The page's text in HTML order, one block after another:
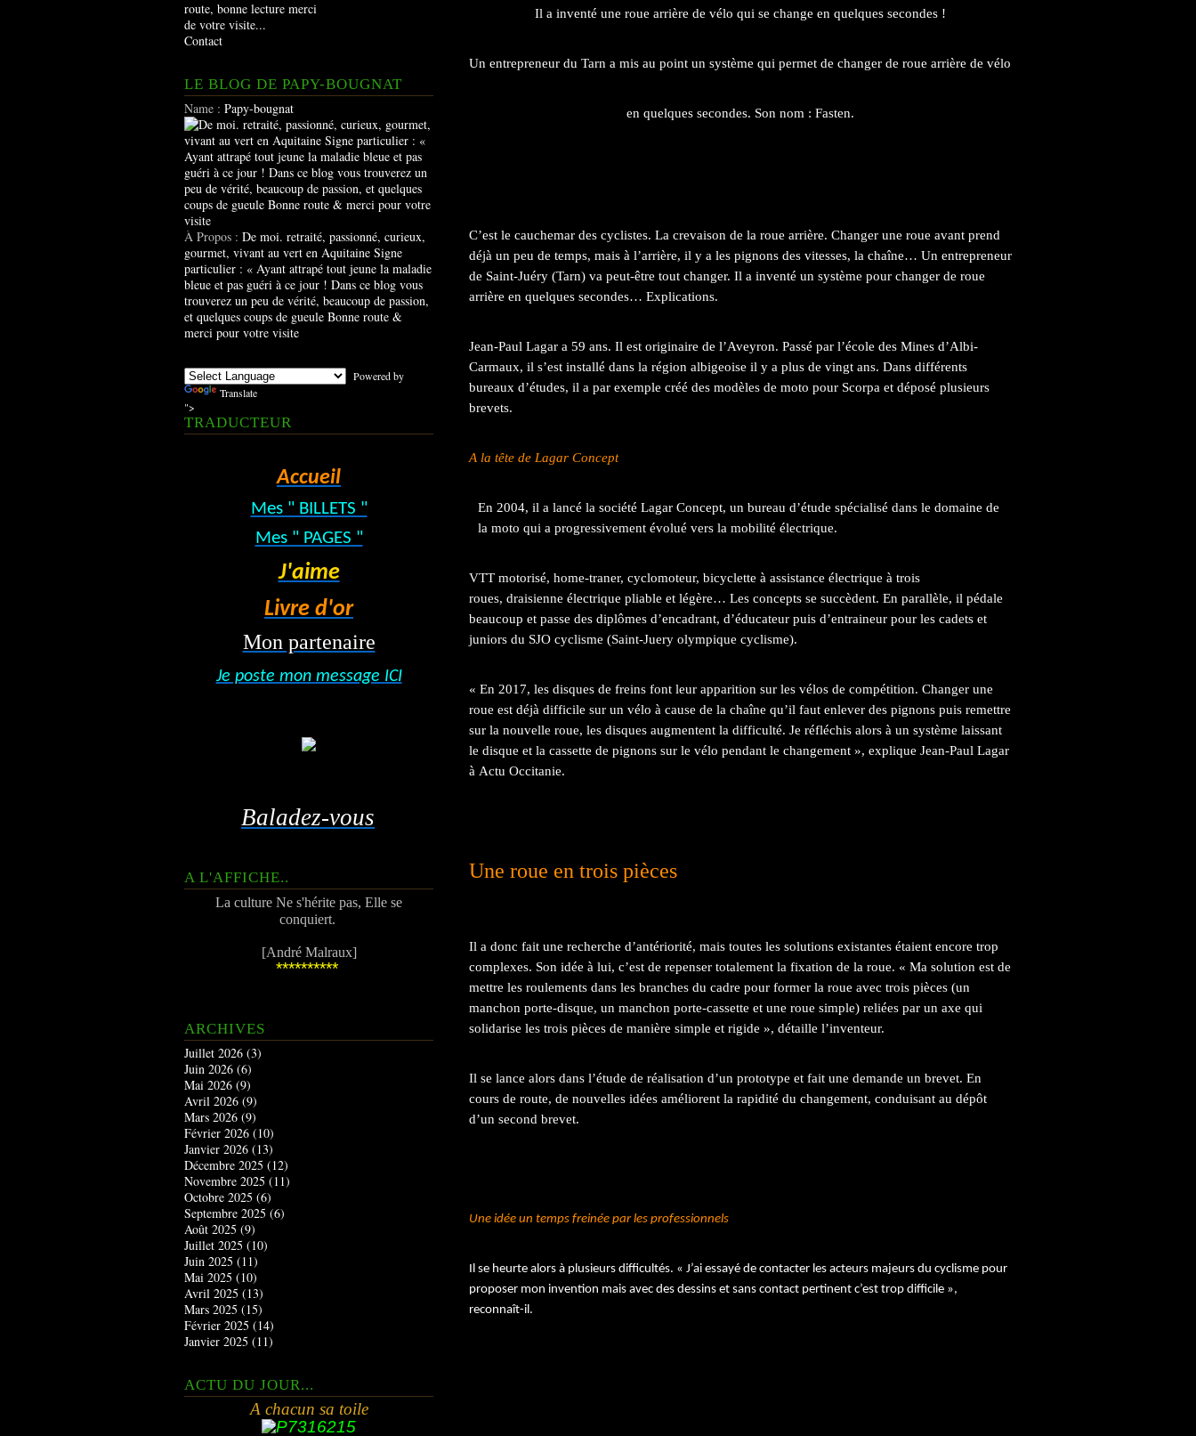
route, bonne lecture merci
de votre visite...
Contact
LE BLOG DE PAPY-BOUGNAT
Name : Papy-bougnat
À Propos : De moi. retraité, passionné, curieux,
gourmet, vivant au vert en Aquitaine Signe
particulier : « Ayant attrapé tout jeune la maladie
bleue et pas guéri à ce jour ! Dans ce blog vous
trouverez un peu de vérité, beaucoup de passion,
et quelques coups de gueule Bonne route &
merci pour votre visite
Powered by
Translate
">
TRADUCTEUR
Accueil
Mes " BILLETS "
Mes " PAGES "
J'aime
Livre d'or
Mon partenaire
Je poste mon message ICI
Baladez-vous
A L'AFFICHE..
La culture Ne s'hérite pas, Elle se
conquiert.
[André Malraux]
**********
ARCHIVES
Juillet 2026 (3)
Juin 2026 (6)
Mai 2026 (9)
Avril 2026 (9)
Mars 2026 (9)
Février 2026 (10)
Janvier 2026 (13)
Décembre 2025 (12)
Novembre 2025 (11)
Octobre 2025 (6)
Septembre 2025 (6)
Août 2025 (9)
Juillet 2025 (10)
Juin 2025 (11)
Mai 2025 (10)
Avril 2025 (13)
Mars 2025 (15)
Février 2025 (14)
Janvier 2025 (11)
ACTU DU JOUR...
A chacun sa toile
Il a inventé une roue arrière de vélo qui se change en quelques secondes !
Un entrepreneur du Tarn a mis au point un système qui permet de changer de roue arrière de vélo
en quelques secondes. Son nom : Fasten.
C’est le cauchemar des cyclistes. La crevaison de la roue arrière. Changer une roue avant prend
déjà un peu de temps, mais à l’arrière, il y a les pignons des vitesses, la chaîne… Un entrepreneur
de Saint-Juéry (Tarn) va peut-être tout changer. Il a inventé un système pour changer de roue
arrière en quelques secondes… Explications.
Jean-Paul Lagar a 59 ans. Il est originaire de l’Aveyron. Passé par l’école des Mines d’Albi-
Carmaux, il s’est installé dans la région albigeoise il y a plus de vingt ans. Dans différents
bureaux d’études, il a par exemple créé des modèles de moto pour Scorpa et déposé plusieurs
brevets.
A la tête de Lagar Concept
En 2004, il a lancé la société Lagar Concept, un bureau d’étude spécialisé dans le domaine de
la moto qui a progressivement évolué vers la mobilité électrique.
VTT motorisé, home-traner, cyclomoteur, bicyclette à assistance électrique à trois
roues, draisienne électrique pliable et légère… Les concepts se succèdent. En parallèle, il pédale
beaucoup et passe des diplômes d’encadrant, d’éducateur puis d’entraineur pour les cadets et
juniors du SJO cyclisme (Saint-Juery olympique cyclisme).
« En 2017, les disques de freins font leur apparition sur les vélos de compétition. Changer une
roue est déjà difficile sur un vélo à cause de la chaîne qu’il faut enlever des pignons puis remettre
sur la nouvelle roue, les disques augmentent la difficulté. Je réfléchis alors à un système laissant
le disque et la cassette de pignons sur le vélo pendant le changement », explique Jean-Paul Lagar
à Actu Occitanie.
Une roue en trois pièces
Il a donc fait une recherche d’antériorité, mais toutes les solutions existantes étaient encore trop
complexes. Son idée à lui, c’est de repenser totalement la fixation de la roue. « Ma solution est de
mettre les roulements dans les branches du cadre pour former la roue avec trois pièces (un
manchon porte-disque, un manchon porte-cassette et une roue simple) reliées par un axe qui
solidarise les trois pièces de manière simple et rigide », détaille l’inventeur.
Il se lance alors dans l’étude de réalisation d’un prototype et fait une demande un brevet. En
cours de route, de nouvelles idées améliorent la rapidité du changement, conduisant au dépôt
d’un second brevet.
Une idée un temps freinée par les professionnels
Il se heurte alors à plusieurs difficultés. « J’ai essayé de contacter les acteurs majeurs du cyclisme pour
proposer mon invention mais avec des dessins et sans contact pertinent c’est trop difficile »,
reconnaît-il.